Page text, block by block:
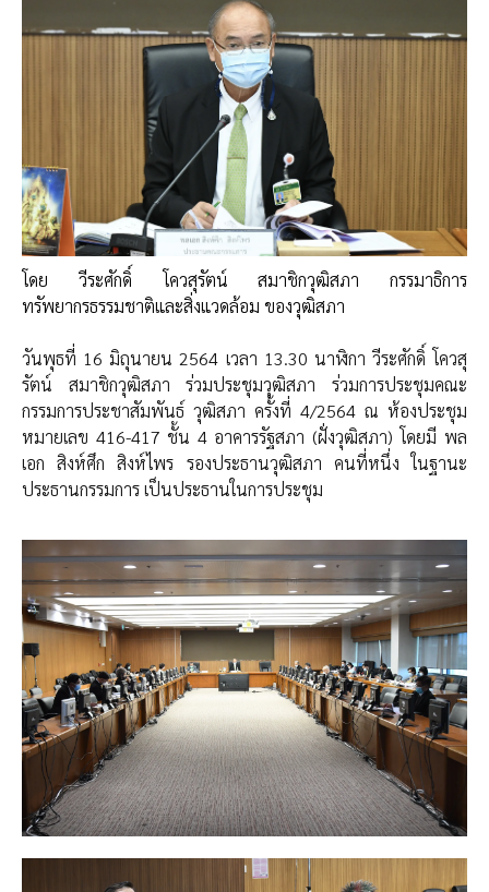
โดย วีระศักดิ์ โควสุรัตน์ สมาชิกวุฒิสภา กรรมาธิการ
ทรัพยากรธรรมชาติและสิ่งแวดล้อม ของวุฒิสภา
วันพุธที่ 16 มิถุนายน 2564 เวลา 13.30 นาฬิกา วีระศักดิ์ โควสุ
รัตน์ สมาชิกวุฒิสภา ร่วมประชุมวุฒิสภา ร่วมการประชุมคณะ
กรรมการประชาสัมพันธ์ วุฒิสภา ครั้งที่ 4/2564 ณ ห้องประชุม
หมายเลข 416-417 ชั้น 4 อาคารรัฐสภา (ฝั่งวุฒิสภา) โดยมี พล
เอก สิงห์ศึก สิงห์ไพร รองประธานวุฒิสภา คนที่หนึ่ง ในฐานะ
ประธานกรรมการ เป็นประธานในการประชุม